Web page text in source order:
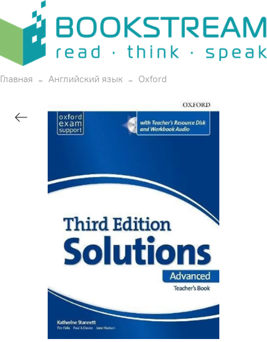
Главная Английский язык Oxford